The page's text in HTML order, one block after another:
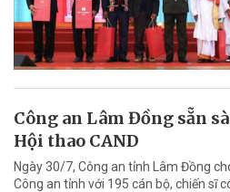
Công an Lâm Đồng sẵn
Hội thao CAND
Ngày 30/7, Công an tỉnh Lâm Đồng
Công an tỉnh với 195 cán bộ, chiến sĩ